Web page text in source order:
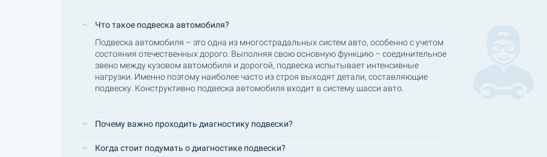
Что такое подвеска автомобиля?
Подвеска автомобиля – это одна из многострадальных систем авто, особенно с учетом
состояния отечественных дорого. Выполняя свою основную функцию – соединительное
звено между кузовом автомобиля и дорогой, подвеска испытывает интенсивные
нагрузки. Именно поэтому наиболее часто из строя выходят детали, составляющие
подвеску. Конструктивно подвеска автомобиля входит в систему шасси авто.
Почему важно проходить диагностику подвески?
Когда стоит подумать о диагностике подвески?